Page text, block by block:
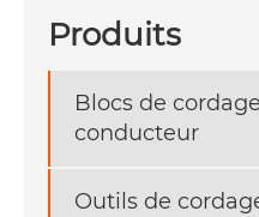
Produits
Blocs de
conducteur
Outils de